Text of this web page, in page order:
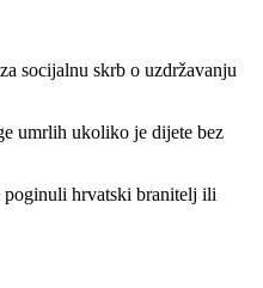
socijalnu skrb o uzdržavanju
umrlih ukoliko je dijete bez
poginuli hrvatski branitelj ili